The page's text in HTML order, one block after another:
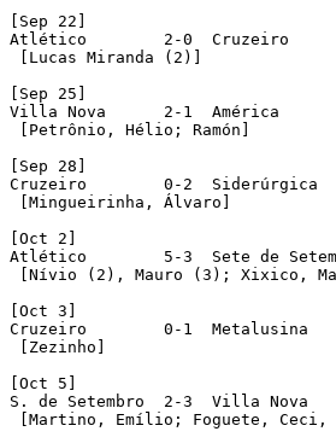
[Sep 22]
Atlético  	2-0  Cruzeiro
[Lucas Miranda (2)]
[Sep 25]
Villa Nova  	2-1  América
[Petrônio, Hélio; Ramón]
[Sep 28]
Cruzeiro  	0-2  Siderúrgica
[Mingueirinha, Álvaro]
[Oct 2]
Atlético  	5-3  Sete de Setembro
[Nívio (2), Mauro (3); Xixico,
[Oct 3]
Cruzeiro 	0-1  Metalusina
[Zezinho]
[Oct 5]
S. de Setembro  2-3  Villa Nova
[Martino, Emílio; Foguete, Ceci,